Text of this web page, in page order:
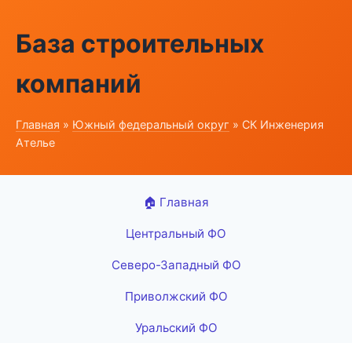
База строительных
компаний
Главная » Южный федеральный округ » СК Инженерия
Ателье
🏠 Главная
Центральный ФО
Северо-Западный ФО
Приволжский ФО
Уральский ФО